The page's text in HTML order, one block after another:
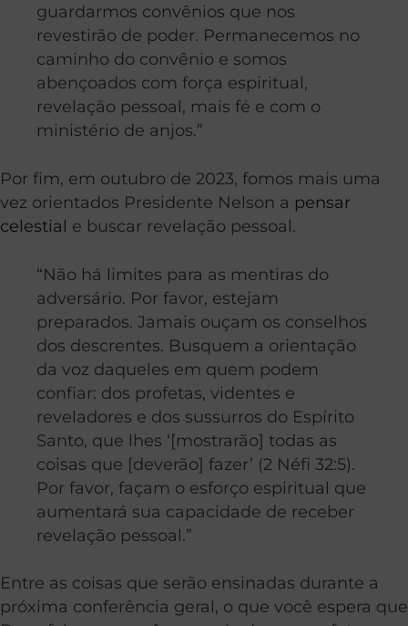
guardarmos convênios que nos
revestirão de poder. Permanecemos no
caminho do convênio e somos
abençoados com força espiritual,
revelação pessoal, mais fé e com o
ministério de anjos.”
Por fim, em outubro de 2023, fomos mais uma
vez orientados Presidente Nelson a pensar
celestial e buscar revelação pessoal.
“Não há limites para as mentiras do
adversário. Por favor, estejam
preparados. Jamais ouçam os conselhos
dos descrentes. Busquem a orientação
da voz daqueles em quem podem
confiar: dos profetas, videntes e
reveladores e dos sussurros do Espírito
Santo, que lhes ‘[mostrarão] todas as
coisas que [deverão] fazer’ (2 Néfi 32:5).
Por favor, façam o esforço espiritual que
aumentará sua capacidade de receber
revelação pessoal.”
Entre as coisas que serão ensinadas durante a
próxima conferência geral, o que você espera que